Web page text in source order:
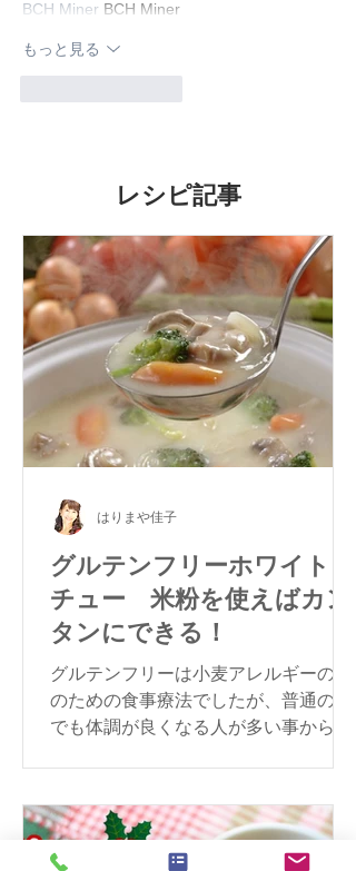
BCH Miner BCH Miner
もっと見る
レシピ記事
グルテンフリーホワイトシ
チュー 米粉を使えばカン
タンにできる！
グルテンフリーは小麦アレルギーの人
のための食事療法でしたが、普通の方
でも体調が良くなる人が多い事から注
ーをご紹介します。
はりまや佳子